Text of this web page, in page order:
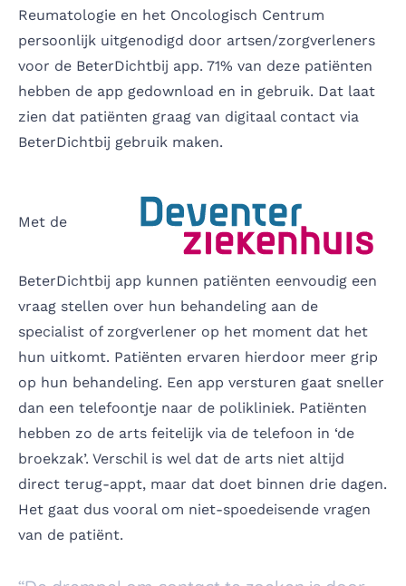
Reumatologie en het Oncologisch Centrum
persoonlijk uitgenodigd door artsen/zorgverleners
voor de BeterDichtbij app. 71% van deze patiënten
hebben de app gedownload en in gebruik. Dat laat
zien dat patiënten graag van digitaal contact via
BeterDichtbij gebruik maken.
Met de
BeterDichtbij app kunnen patiënten eenvoudig een
vraag stellen over hun behandeling aan de
specialist of zorgverlener op het moment dat het
hun uitkomt. Patiënten ervaren hierdoor meer grip
op hun behandeling. Een app versturen gaat sneller
dan een telefoontje naar de polikliniek. Patiënten
hebben zo de arts feitelijk via de telefoon in ‘de
broekzak’. Verschil is wel dat de arts niet altijd
direct terug-appt, maar dat doet binnen drie dagen.
Het gaat dus vooral om niet-spoedeisende vragen
van de patiënt.